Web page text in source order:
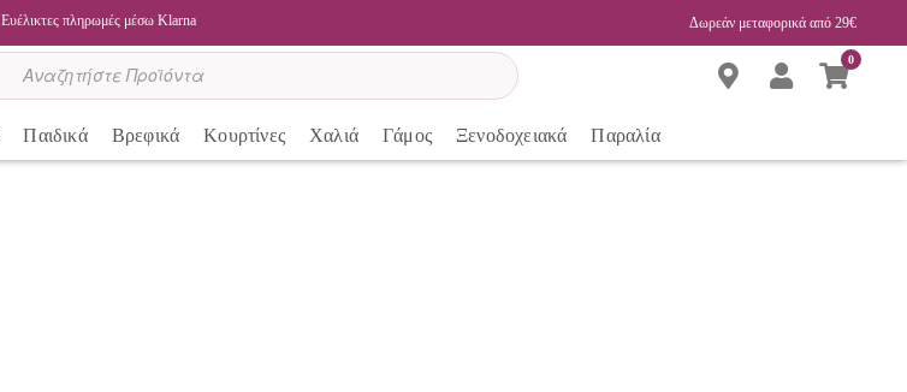
Ευέλικτες πληρωμές μέσω Klarna Δωρεάν μεταφορικά από 29€
0
Παιδικά Βρεφικά Κουρτίνες Χαλιά Γάμος Ξενοδοχειακά Παραλία